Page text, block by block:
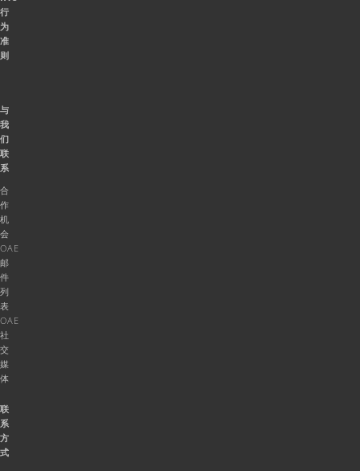
行
为
准
则
与
我
们
联
系
合
作
机
会
OAE
邮
件
列
表
OAE
社
交
媒
体
联
系
方
式